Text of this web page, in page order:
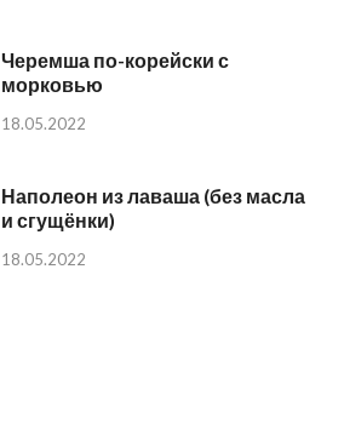
Черемша по-корейски с
морковью
18.05.2022
Наполеон из лаваша (без масла
и сгущёнки)
18.05.2022